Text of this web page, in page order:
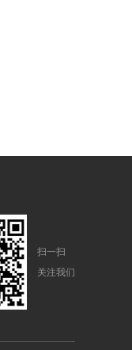
扫一扫
关注我们